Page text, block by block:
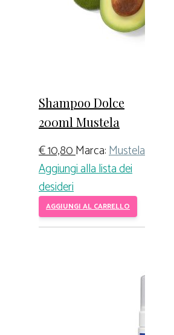
Shampoo Dolce
200ml Mustela
€10,80Marca:Mustela
Aggiungi alla lista dei
desideri
AGGIUNGI AL CARRELLO